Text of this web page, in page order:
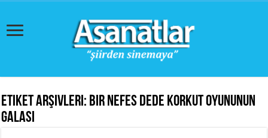
Etiket Arşivleri: Bir Nefes Dede Korkut Oyununun
Galası